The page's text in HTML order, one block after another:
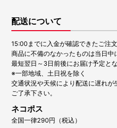
配送について
15:00までに入金が確認できたご注
商品に不備のなかったものは当日中
最短翌日～3日前後にお届け予定とな
※一部地域、土日祝を除く
交通状況や天候により配送に遅れ
ご了承下さい。
ネコポス
全国一律290円（税込）